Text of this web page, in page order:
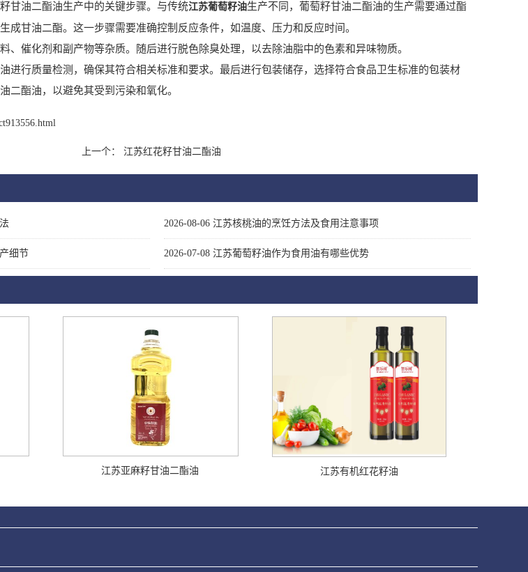
油二酯油生产中的关键步骤。与传统江苏葡萄籽油生产不同，葡萄籽甘油二酯油的生产需要通过酯
成甘油二酯。这一步骤需要准确控制反应条件，如温度、压力和反应时间。
催化剂和副产物等杂质。随后进行脱色除臭处理，以去除油脂中的色素和异味物质。
行质量检测，确保其符合相关标准和要求。最后进行包装储存，选择符合食品卫生标准的包装材
二酯油，以避免其受到污染和氧化。
上一个：
江苏红花籽甘油二酯油
2026-08-06 江苏核桃油的烹饪方法及食用注意事项
细节 2026-07-08 江苏葡萄籽油作为食用油有哪些优势
江苏亚麻籽甘油二酯油 江苏有机红花籽油